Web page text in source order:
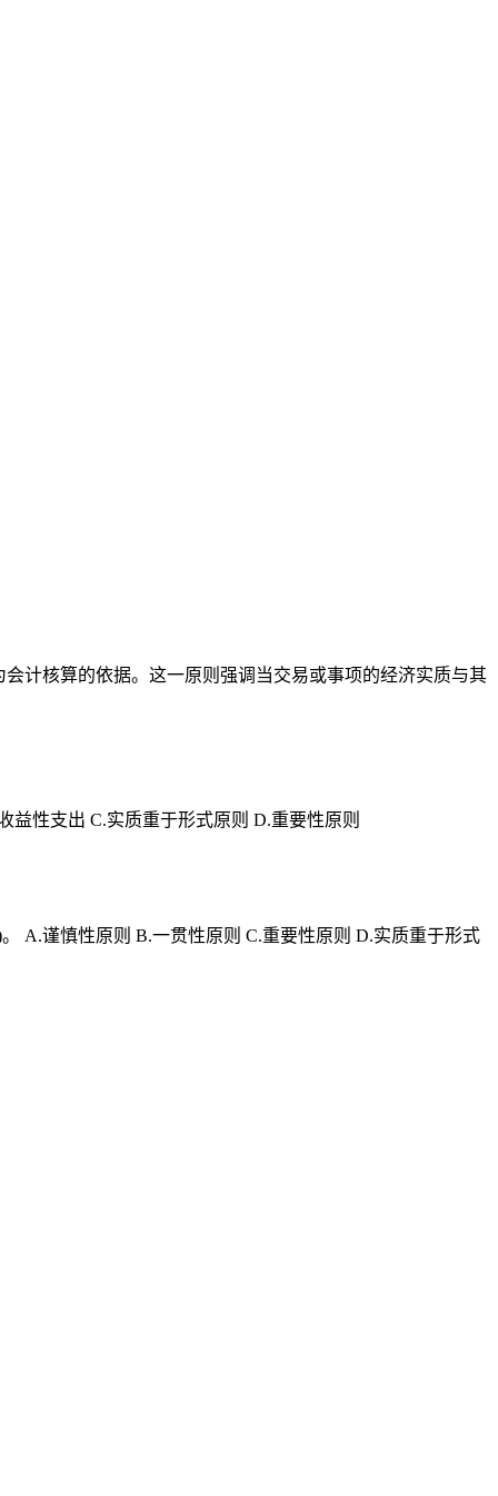
计核算的依据。这一原则强调当交易或事项的经济实质与其
性支出 C.实质重于形式原则 D.重要性原则
A.谨慎性原则 B.一贯性原则 C.重要性原则 D.实质重于形式